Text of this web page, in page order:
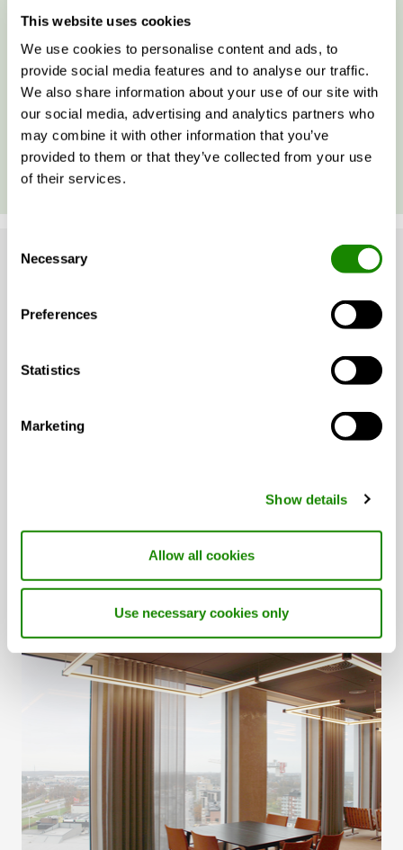
This website uses cookies
We use cookies to personalise content and ads, to
provide social media features and to analyse our traffic.
We also share information about your use of our site with
our social media, advertising and analytics partners who
may combine it with other information that you’ve
provided to them or that they’ve collected from your use
of their services.
Selection
Necessary
Preferences
Statistics
Marketing
Show details
Allow all cookies
Use necessary cookies only
een aantal digitale services die het mogelijk maken
en beheren. We hebben onze digitale services
gebundeld onder de naam Swegon INSIDE. Deze
visualiseren het binnenklimaat in gebouwen op
verschillende manieren en maken optimalisatie
mogelijk.
Blåa huset